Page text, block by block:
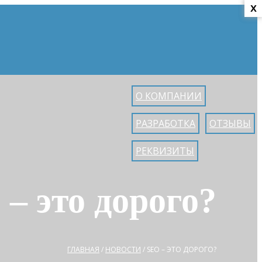
О КОМПАНИИ
РАЗРАБОТКА ОТЗЫВЫ
РЕКВИЗИТЫ
это дорого?
ГЛАВНАЯ / НОВОСТИ / SEO – ЭТО ДОРОГО?
x
x